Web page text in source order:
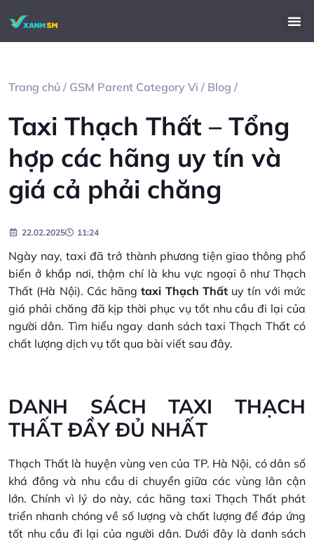
Trang chủ / GSM Parent Category Vi / Blog /
Taxi Thạch Thất – Tổng
hợp các hãng uy tín và
giá cả phải chăng
22.02.2025 11:24
Ngày nay, taxi đã trở thành phương tiện giao thông phổ
biến ở khắp nơi, thậm chí là khu vực ngoại ô như Thạch
Thất (Hà Nội). Các hãngtaxi Thạch Thấtuy tín với mức
giá phải chăng đã kịp thời phục vụ tốt nhu cầu đi lại của
người dân. Tìm hiểu ngay danh sách taxi Thạch Thất có
chất lượng dịch vụ tốt qua bài viết sau đây.
DANH SÁCH TAXI THẠCH
THẤT ĐẦY ĐỦ NHẤT
Thạch Thất là huyện vùng ven của TP. Hà Nội, có dân số
khá đông và nhu cầu di chuyển giữa các vùng lân cận
lớn. Chính vì lý do này, các hãng taxi Thạch Thất phát
triển nhanh chóng về số lượng và chất lượng để đáp ứng
tốt nhu cầu đi lại của người dân. Dưới đây là danh sách